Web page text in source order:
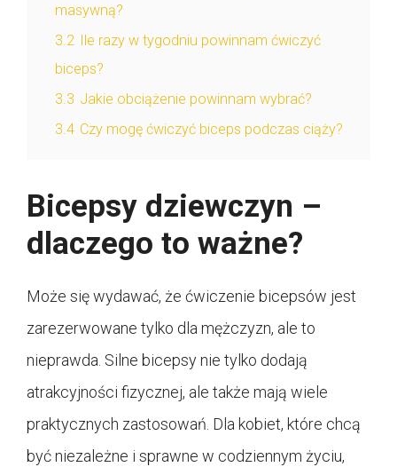
masywną?
3.2 Ile razy w tygodniu powinnam ćwiczyć
biceps?
3.3 Jakie obciążenie powinnam wybrać?
3.4 Czy mogę ćwiczyć biceps podczas ciąży?
Bicepsy dziewczyn –
dlaczego to ważne?
Może się wydawać, że ćwiczenie bicepsów jest
zarezerwowane tylko dla mężczyzn, ale to
nieprawda. Silne bicepsy nie tylko dodają
atrakcyjności fizycznej, ale także mają wiele
praktycznych zastosowań. Dla kobiet, które chcą
być niezależne i sprawne w codziennym życiu,